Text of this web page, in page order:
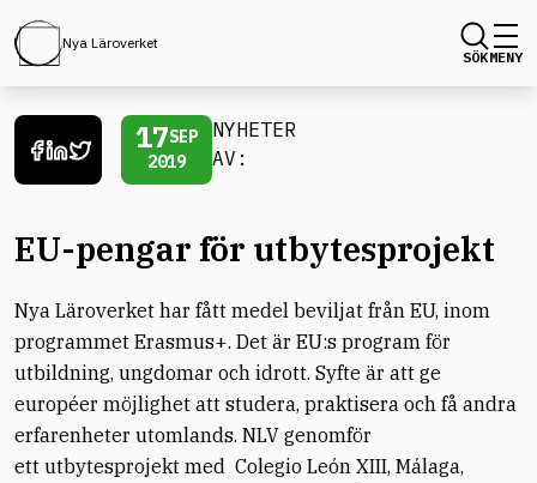
Nya Läroverket
SÖKMENY
17SEP
2019
NYHETER
AV:
EU-pengar för utbytesprojekt
Nya Läroverket har fått medel beviljat från EU, inom
programmet Erasmus+. Det är EU:s program för
utbildning, ungdomar och idrott. Syfte är att ge
européer möjlighet att studera, praktisera och få andra
erfarenheter utomlands. NLV genomför
ett utbytesprojekt med Colegio León XIII, Málaga,